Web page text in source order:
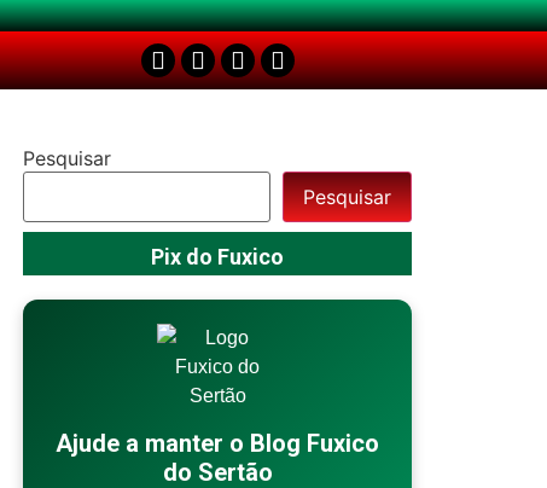
Pesquisar
Pesquisar
Pix do Fuxico
Ajude a manter o Blog Fuxico
do Sertão